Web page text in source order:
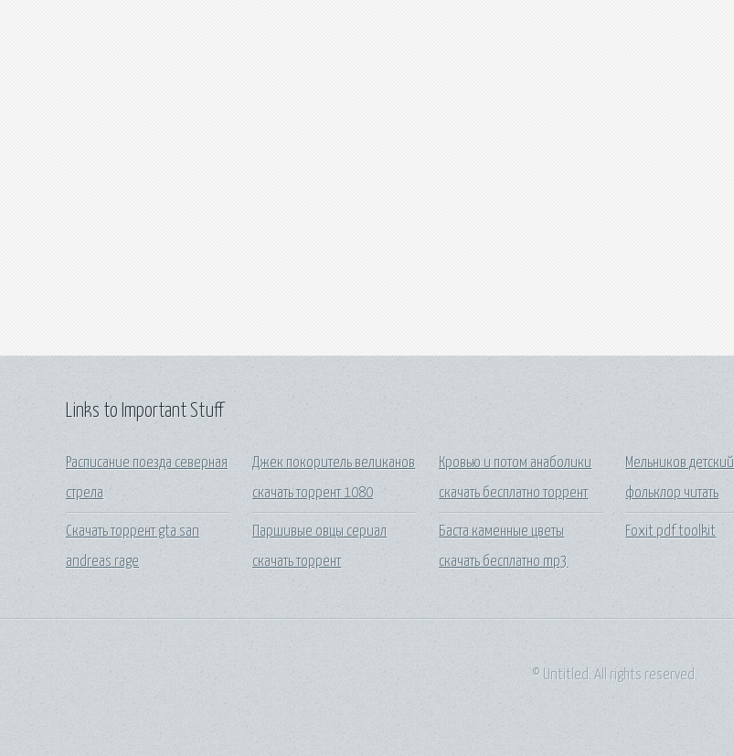
Links to Important Stuff
Расписание поезда северная
стрела
Скачать торрент gta san
andreas rage
Джек покоритель великанов
скачать торрент 1080
Паршивые овцы сериал
скачать торрент
Кровью и потом анаболики
скачать бесплатно торрент
Баста каменные цветы
скачать бесплатно mp3
Мельников детский
фольклор читать
Foxit pdf toolkit
© Untitled. All rights reserved.